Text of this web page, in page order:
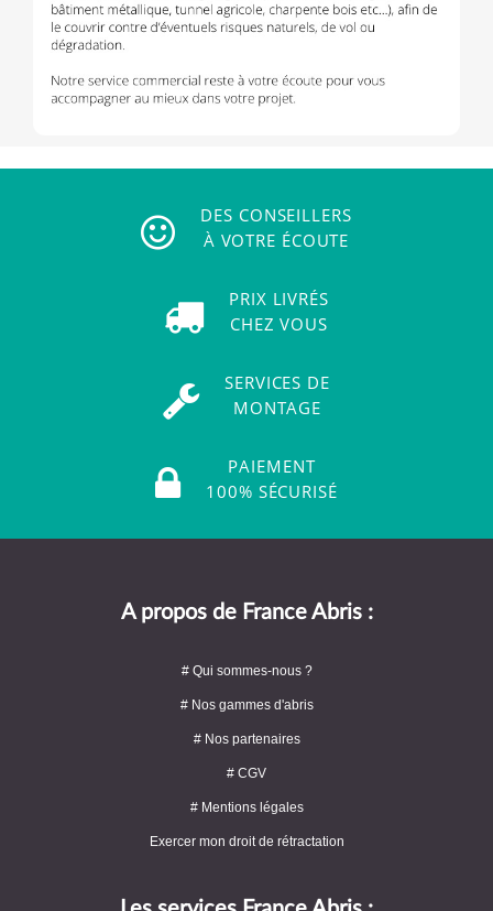
DES CONSEILLERS
À VOTRE ÉCOUTE
PRIX LIVRÉS
CHEZ VOUS
SERVICES DE
MONTAGE
PAIEMENT
100% SÉCURISÉ
A propos de France Abris :
# Qui sommes-nous ?
# Nos gammes d'abris
# Nos partenaires
# CGV
# Mentions légales
Exercer mon droit de rétractation